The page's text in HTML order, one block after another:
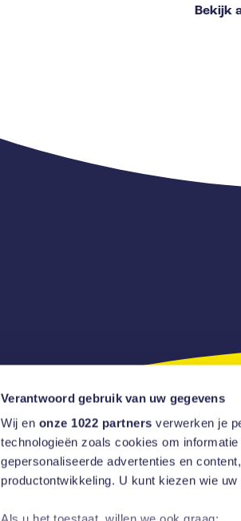
Verantwoord gebruik van uw gegevens
Wij en onze 1022 partners verwerken je
technologieën zoals cookies om
gepersonaliseerde advertenties en
productontwikkeling. U kunt kiezen wie
Bekijk
Over ons